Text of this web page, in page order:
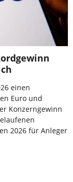
einen
Euro und
Konzerngewinn
2026 für Anleger